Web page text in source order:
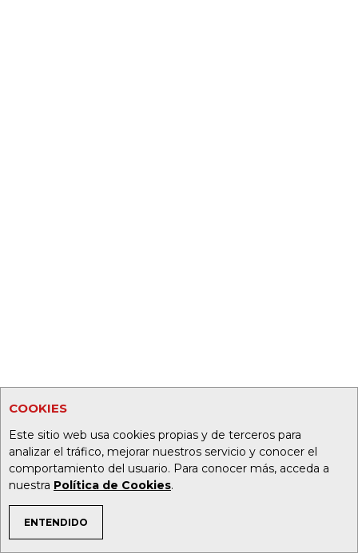
COOKIES
Este sitio web usa cookies propias y de terceros para
analizar el tráfico, mejorar nuestros servicio y conocer el
comportamiento del usuario. Para conocer más, acceda a
nuestra Política de Cookies.
ENTENDIDO
TEMAS DE INTERÉS